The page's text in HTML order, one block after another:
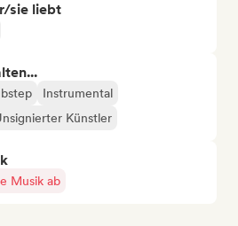
sie liebt
Instrumental
Künstler
Musik ab